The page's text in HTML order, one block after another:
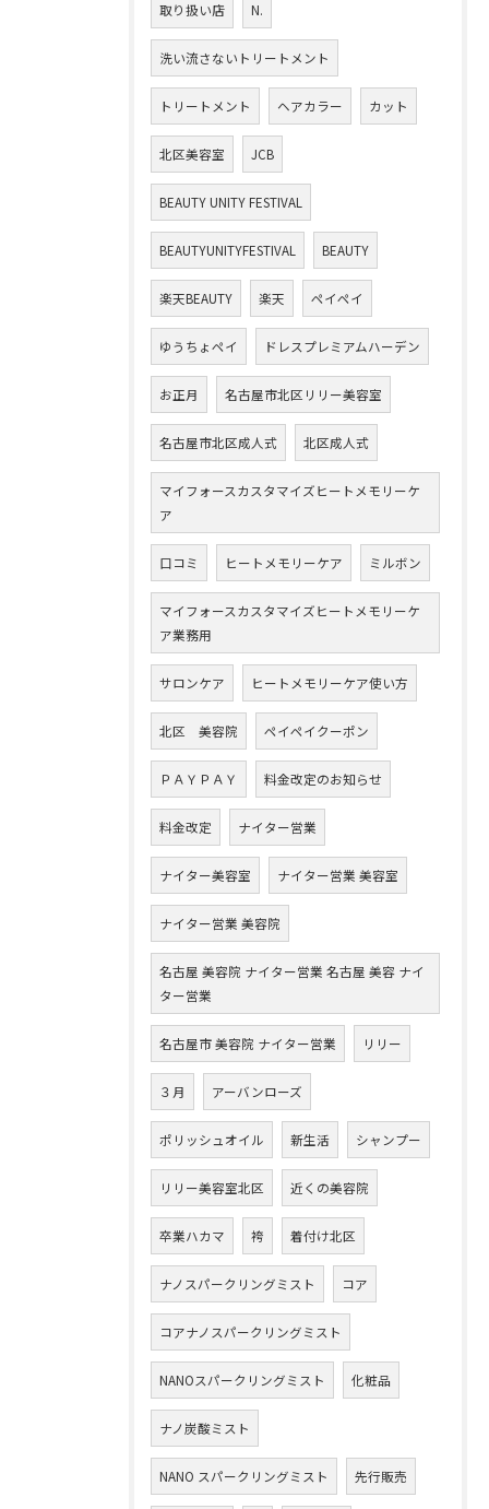
取り扱い店 N.
洗い流さないトリートメント
トリートメント ヘアカラー カット
北区美容室 JCB
BEAUTY UNITY FESTIVAL
BEAUTYUNITYFESTIVAL BEAUTY
楽天BEAUTY 楽天 ペイペイ
ゆうちょペイ ドレスプレミアムハーデン
お正月 名古屋市北区リリー美容室
名古屋市北区成人式 北区成人式
マイフォースカスタマイズヒートメモリーケ
ア
口コミ ヒートメモリーケア ミルボン
マイフォースカスタマイズヒートメモリーケ
ア業務用
サロンケア ヒートメモリーケア使い方
北区 美容院 ペイペイクーポン
ＰＡＹＰＡＹ 料金改定のお知らせ
料金改定 ナイター営業
ナイター美容室 ナイター営業 美容室
ナイター営業 美容院
名古屋 美容院 ナイター営業 名古屋 美容 ナイ
ター営業
名古屋市 美容院 ナイター営業 リリー
３月 アーバンローズ
ポリッシュオイル 新生活 シャンプー
リリー美容室北区 近くの美容院
卒業ハカマ 袴 着付け北区
ナノスパークリングミスト コア
コアナノスパークリングミスト
NANOスパークリングミスト 化粧品
ナノ炭酸ミスト
NANO スパークリングミスト 先行販売